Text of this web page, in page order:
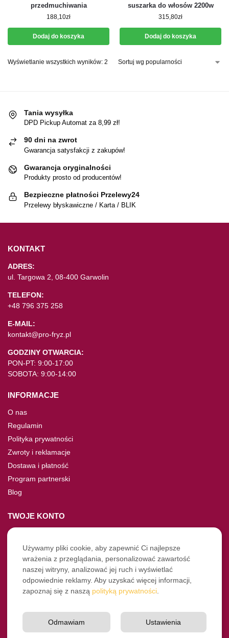
przedmuchiwania
188,10zł
Dodaj do koszyka
suszarka do włosów 2200w
315,80zł
Dodaj do koszyka
Wyświetlanie wszystkich wyników: 2
Tania wysyłka
DPD Pickup Automat za 8,99 zł!
90 dni na zwrot
Gwarancja satysfakcji z zakupów!
Gwarancja oryginalności
Produkty prosto od producentów!
Bezpieczne płatności Przelewy24
Przelewy błyskawiczne / Karta / BLIK
KONTAKT
ADRES:
ul. Targowa 2, 08-400 Garwolin
TELEFON:
+48 796 375 258
E-MAIL:
kontakt@pro-fryz.pl
GODZINY OTWARCIA:
PON-PT: 9:00-17:00
SOBOTA: 9:00-14:00
INFORMACJE
O nas
Regulamin
Polityka prywatności
Zwroty i reklamacje
Dostawa i płatność
Program partnerski
Blog
TWOJE KONTO
Moje konto
Nie pamiętasz hasła?
Twoje zamówienia
NASZE SOCIALE
Instagram
Używamy pliki cookie, aby zapewnić Ci najlepsze
wrażenia z przeglądania, personalizować zawartość
naszej witryny, analizować jej ruch i wyświetlać
odpowiednie reklamy. Aby uzyskać więcej informacji,
zapoznaj się z naszą polityką prywatności
Ustawienia
Odmawiam